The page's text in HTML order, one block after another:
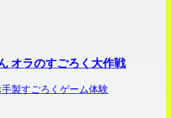
オラのすごろく大作戦
製すごろくゲーム体験